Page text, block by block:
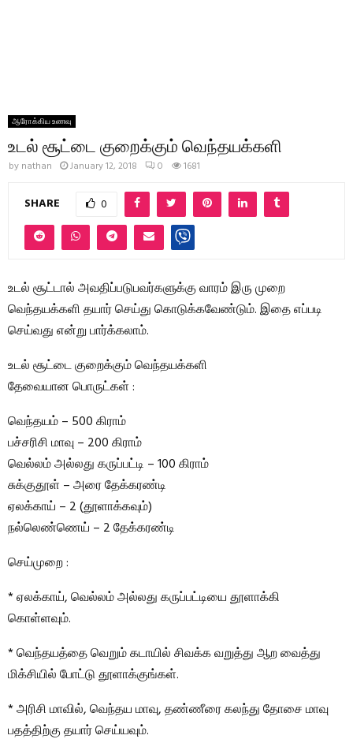
ஆரோக்கிய உணவு
உடல் சூட்டை குறைக்கும் வெந்தயக்களி
by nathan January 12, 2018 0 1681
SHARE 0
உடல் சூட்டால் அவதிப்படுபவர்களுக்கு வாரம் இரு முறை
வெந்தயக்களி தயார் செய்து கொடுக்கவேண்டும். இதை எப்படி
செய்வது என்று பார்க்கலாம்.
உடல் சூட்டை குறைக்கும் வெந்தயக்களி
தேவையான பொருட்கள் :
வெந்தயம் – 500 கிராம்
பச்சரிசி மாவு – 200 கிராம்
வெல்லம் அல்லது கருப்பட்டி – 100 கிராம்
சுக்குதூள் – அரை தேக்கரண்டி
ஏலக்காய் – 2 (தூளாக்கவும்)
நல்லெண்ணெய் – 2 தேக்கரண்டி
செய்முறை :
* ஏலக்காய், வெல்லம் அல்லது கருப்பட்டியை தூளாக்கி
கொள்ளவும்.
* வெந்தயத்தை வெறும் கடாயில் சிவக்க வறுத்து ஆற வைத்து
மிக்சியில் போட்டு தூளாக்குங்கள்.
* அரிசி மாவில், வெந்தய மாவு, தண்ணீரை கலந்து தோசை மாவு
பதத்திற்கு தயார் செய்யவும்.